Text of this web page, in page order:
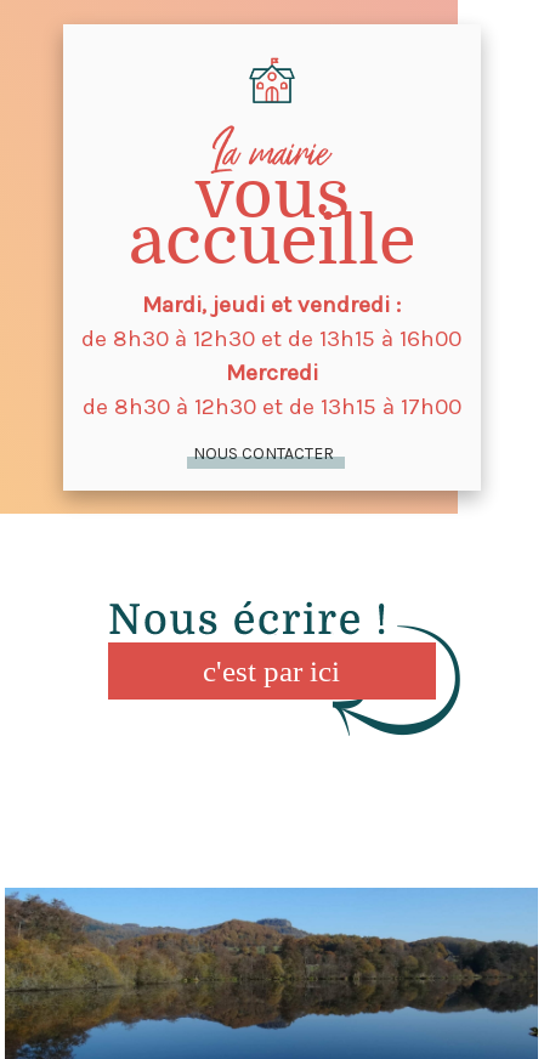
La mairie
vous
accueille
Mardi, jeudi et vendredi :
de 8h30 à 12h30 et de 13h15 à 16h00
Mercredi
de 8h30 à 12h30 et de 13h15 à 17h00
NOUS CONTACTER
c'est par ici